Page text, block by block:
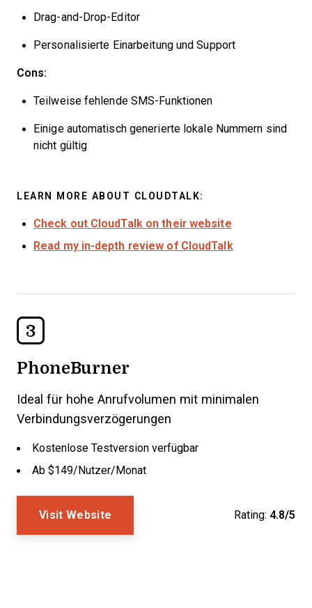
Drag-and-Drop-Editor
Personalisierte Einarbeitung und Support
Cons:
Teilweise fehlende SMS-Funktionen
Einige automatisch generierte lokale Nummern sind
nicht gültig
LEARN MORE ABOUT CLOUDTALK:
Check out CloudTalk on their website
Read my in-depth review of CloudTalk
3
PhoneBurner
Ideal für hohe Anrufvolumen mit minimalen
Verbindungsverzögerungen
Kostenlose Testversion verfügbar
Ab $149/Nutzer/Monat
Visit Website Rating: 4.8/5